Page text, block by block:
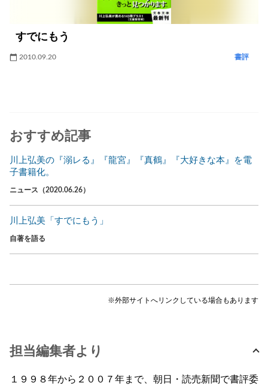
すでにもう
2010.09.20 書評
おすすめ記事
川上弘美の『溺レる』『龍宮』『真鶴』『大好きな本』を電
子書籍化。
ニュース（2020.06.26）
川上弘美「すでにもう」
自著を語る
※外部サイトへリンクしている場合もあります
担当編集者より
１９９８年から２００７年まで、朝日・読売新聞で書評委